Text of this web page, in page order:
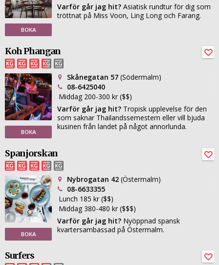
BOKA
Varför går jag hit? Asiatisk rundtur för dig som
tröttnat på Miss Voon, Ling Long och Farang.
Koh Phangan
BOKA
Skånegatan 57 (Södermalm)
08-6425040
Middag 200-300 kr ($$)
Varför går jag hit? Tropisk upplevelse för den
som saknar Thailandssemestern eller vill bjuda
kusinen från landet på något annorlunda.
Spanjorskan
BOKA
Nybrogatan 42 (Östermalm)
08-6633355
Lunch 185 kr ($$)
Middag 380-480 kr ($$$)
Varför går jag hit? Nyöppnad spansk
kvartersambassad på Östermalm.
Surfers